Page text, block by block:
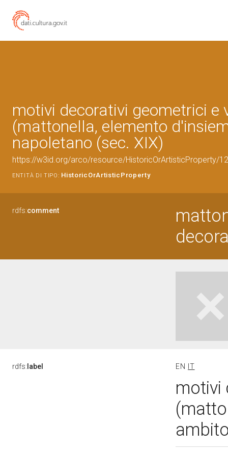
motivi decorativi geometrici e
(mattonella, elemento
napoletano (sec. XIX)
https://w3id.org/arco/resource/HistoricOrArtisticProperty/
ENTITÀ DI TIPO: HistoricOrArtisticProperty
rdfs:comment
rdfs: label EN IT
motivi